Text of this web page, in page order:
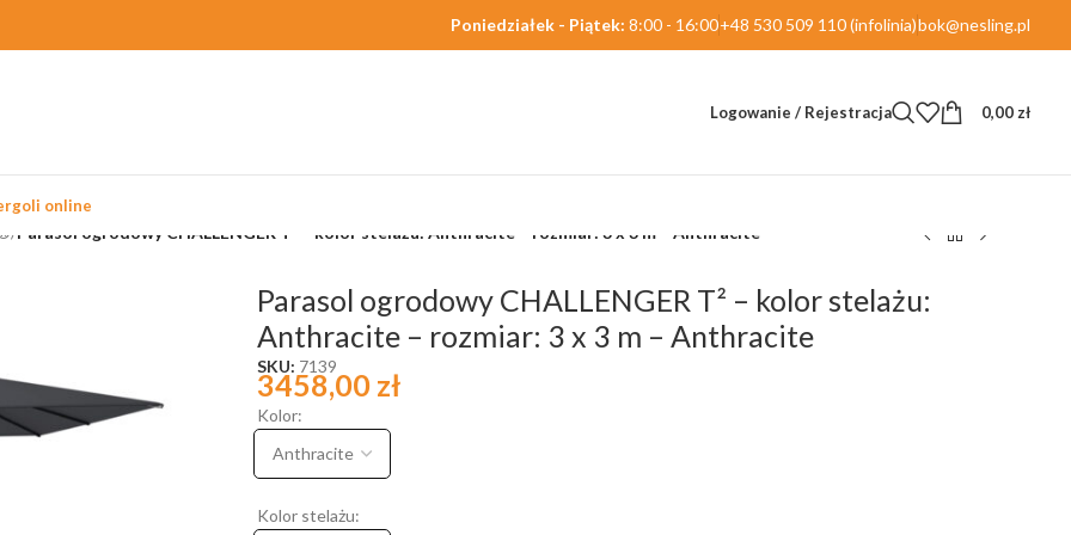
Poniedziałek - Piątek: 8:00 - 16:00+48 530 509 110 (infolinia)bok@nesling.pl
Logowanie / Rejestracja 0,00 zł
online
/Parasol ogrodowy CHALLENGER T² – kolor stelażu: Anthracite – rozmiar: 3 x 3 m – Anthracite
Parasol ogrodowy CHALLENGER T² – kolor stelażu:
Anthracite – rozmiar: 3 x 3 m – Anthracite
SKU: 7139
3458,00 zł
Kolor:
Kolor stelażu: